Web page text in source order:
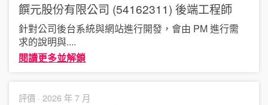
饌元股份有限公司 (54162311) 後端工程師
針對公司後台系統與網站進行開發，會由 PM 進行需
求的說明與....
閱讀更多並解鎖
評價 · 2026 年 7 月